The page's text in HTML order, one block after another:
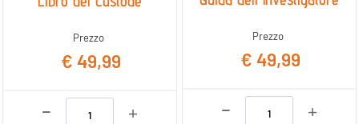
Prezzo
€ 49,99
Prezzo
€ 49,99